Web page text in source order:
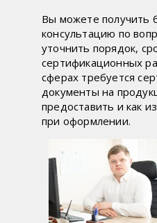
Вы можете получить
консультацию по
уточнить порядок,
сертификационных
сферах требуется
документы на
предоставить и как
при оформлении.